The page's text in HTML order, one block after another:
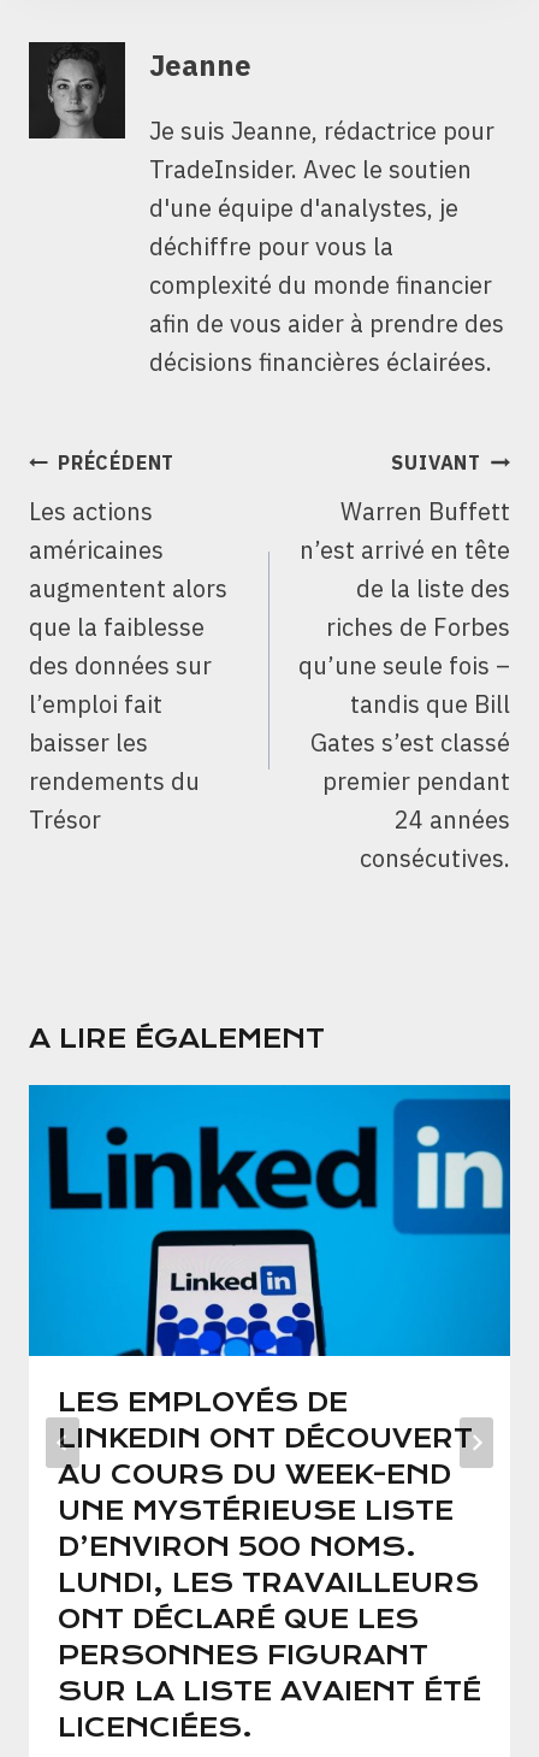
Jeanne
Je suis Jeanne, rédactrice pour
TradeInsider. Avec le soutien
d'une équipe d'analystes, je
déchiffre pour vous la
complexité du monde financier
afin de vous aider à prendre des
décisions financières éclairées.
NAVIGATION
L’ARTICLE
PRÉCÉDENT
Les actions
américaines
augmentent alors
que la faiblesse
des données sur
l’emploi fait
baisser les
rendements du
Trésor
SUIVANT
Warren Buffett
n’est arrivé en tête
de la liste des
riches de Forbes
qu’une seule fois –
tandis que Bill
Gates s’est classé
premier pendant
24 années
consécutives.
A LIRE ÉGALEMENT
LES EMPLOYÉS DE
LINKEDIN ONT DÉCOUVERT
AU COURS DU WEEK-END
UNE MYSTÉRIEUSE LISTE
D’ENVIRON 500 NOMS.
LUNDI, LES TRAVAILLEURS
ONT DÉCLARÉ QUE LES
PERSONNES FIGURANT
SUR LA LISTE AVAIENT ÉTÉ
LICENCIÉES.